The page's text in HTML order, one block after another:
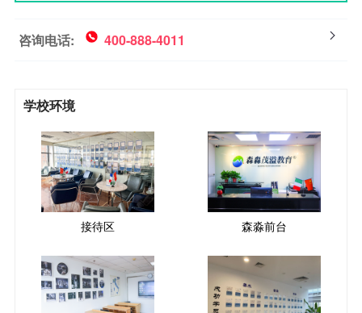
咨询电话: 400-888-4011
学校环境
接待区 森淼前台